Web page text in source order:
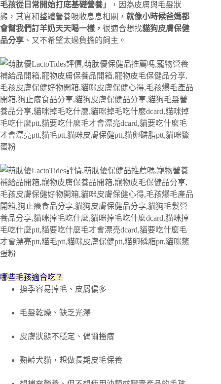
毛孩從日常開始打底基礎營養」
，因為皮膚與毛髮狀
態，其實和整體營養吸收息息相關， 就像小時候爸媽都
會幫我們訂羊奶天天喝一樣， 很適合想找貓狗皮膚保健
品分享 、又不希望太過負擔的飼主。
哪些毛孩適合吃？
換季容易掉毛、皮屑偏多
毛髮乾燥、缺乏光澤
皮膚狀態不穩定、偶爾搔癢
熟齡犬貓，想做長期皮毛保養